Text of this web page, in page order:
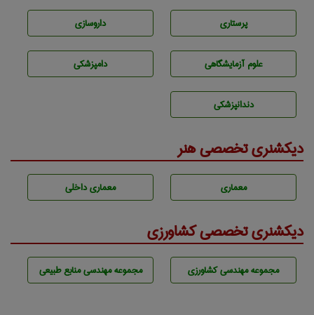
پرستاری داروسازی
علوم آزمايشگاهی دامپزشكی
دندانپزشكی
دیکشنری تخصصی هنر
معماری معماری داخلی
دیکشنری تخصصی کشاورزی
مجموعه مهندسی كشاورزی مجموعه مهندسی منابع طبيعی